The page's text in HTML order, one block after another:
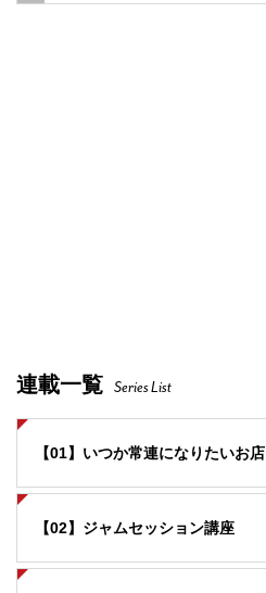
連載一覧 Series List
【01】いつか常連になりたいお店
【02】ジャムセッション講座